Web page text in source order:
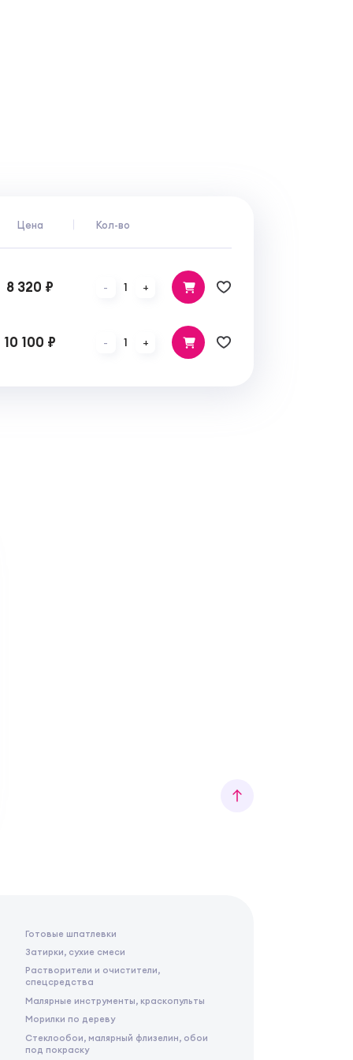
Цена Кол-во
8 320 ₽ - 1 +
10 100 ₽ - 1 +
Готовые шпатлевки
Затирки, сухие смеси
Растворители и очистители,
спецсредства
Малярные инструменты, краскопульты
Морилки по дереву
Стеклообои, малярный флизелин, обои
под покраску